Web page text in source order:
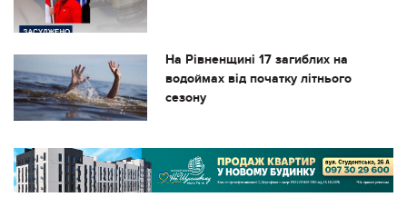
На Рівненщині 17 загиблих на
водоймах від початку літнього
сезону